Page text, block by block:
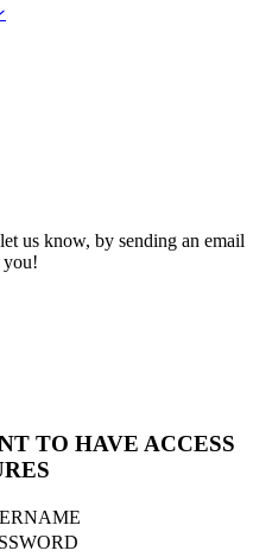
us know, by sending an email
you!
TO HAVE ACCESS